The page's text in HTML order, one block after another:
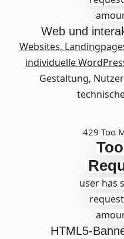
Web und
Websites,
individuelle
Gestaltung,
429 Too
user has
HTML5-